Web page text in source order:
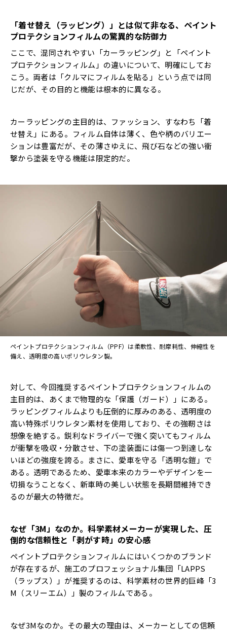
「着せ替え（ラッピング）」とは似て非なる、ペイント
プロテクションフィルムの驚異的な防御力
ここで、混同されやすい「カーラッピング」と「ペイント
プロテクションフィルム」の違いについて、明確にしてお
こう。両者は「クルマにフィルムを貼る」という点では同
じだが、その目的と機能は根本的に異なる。
カーラッピングの主目的は、ファッション、すなわち「着
せ替え」にある。フィルム自体は薄く、色や柄のバリエー
ションは豊富だが、その薄さゆえに、飛び石などの強い衝
撃から塗装を守る機能は限定的だ。
ペイントプロテクションフィルム（PPF）は柔軟性、耐摩耗性、伸縮性を
備え、透明度の高いポリウレタン製。
対して、今回推奨するペイントプロテクションフィルムの
主目的は、あくまで物理的な「保護（ガード）」にある。
ラッピングフィルムよりも圧倒的に厚みのある、透明度の
高い特殊ポリウレタン素材を使用しており、その強靭さは
想像を絶する。鋭利なドライバーで強く突いてもフィルム
が衝撃を吸収・分散させ、下の塗装面には傷一つ到達しな
いほどの強度を誇る。まさに、愛車を守る「透明な鎧」で
ある。透明であるため、愛車本来のカラーやデザインを一
切損なうことなく、新車時の美しい状態を長期間維持でき
るのが最大の特徴だ。
なぜ「3M 」なのか。科学素材メーカーが実現した、圧
倒的な信頼性と「剥がす時」の安心感
ペイントプロテクションフィルムにはいくつかのブランド
が存在するが、施工のプロフェッショナル集団「LAPPS
（ラップス）」が推奨するのは、科学素材の世界的巨峰「3
M（スリーエム）」製のフィルムである。
なぜ3Mなのか。その最大の理由は、メーカーとしての信頼